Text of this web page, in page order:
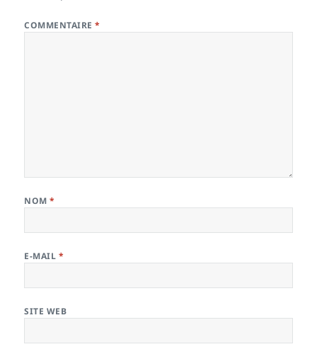
COMMENTAIRE*
NOM*
E-MAIL *
SITE WEB